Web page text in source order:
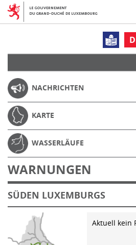
NACHRICHTEN
KARTE
WASSERLÄUFE
WARNUNGEN
SÜDEN LUXEMBURGS
Aktuell kein